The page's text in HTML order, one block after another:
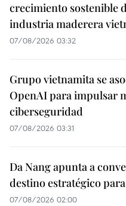
crecimiento sostenible
industria maderera
07/08/2026 03:32
Grupo vietnamita se
OpenAI para impulsar
ciberseguridad
07/08/2026 03:31
Da Nang apunta a
destino estratégico
07/08/2026 02:00